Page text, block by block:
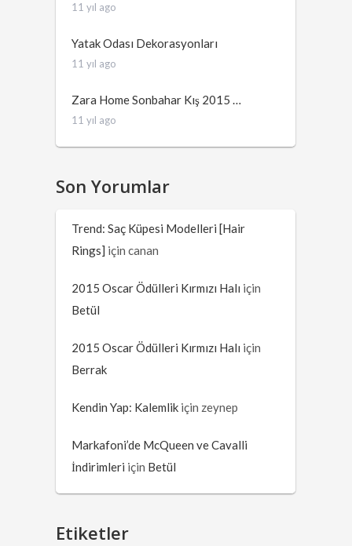
11 yıl ago
Yatak Odası Dekorasyonları
11 yıl ago
Zara Home Sonbahar Kış 2015 …
11 yıl ago
Son Yorumlar
Trend: Saç Küpesi Modelleri [Hair
Rings] içincanan
2015 Oscar Ödülleri Kırmızı Halı için
Betül
2015 Oscar Ödülleri Kırmızı Halı için
Berrak
Kendin Yap: Kalemlik için zeynep
Markafoni’de McQueen ve Cavalli
İndirimleri için Betül
Etiketler